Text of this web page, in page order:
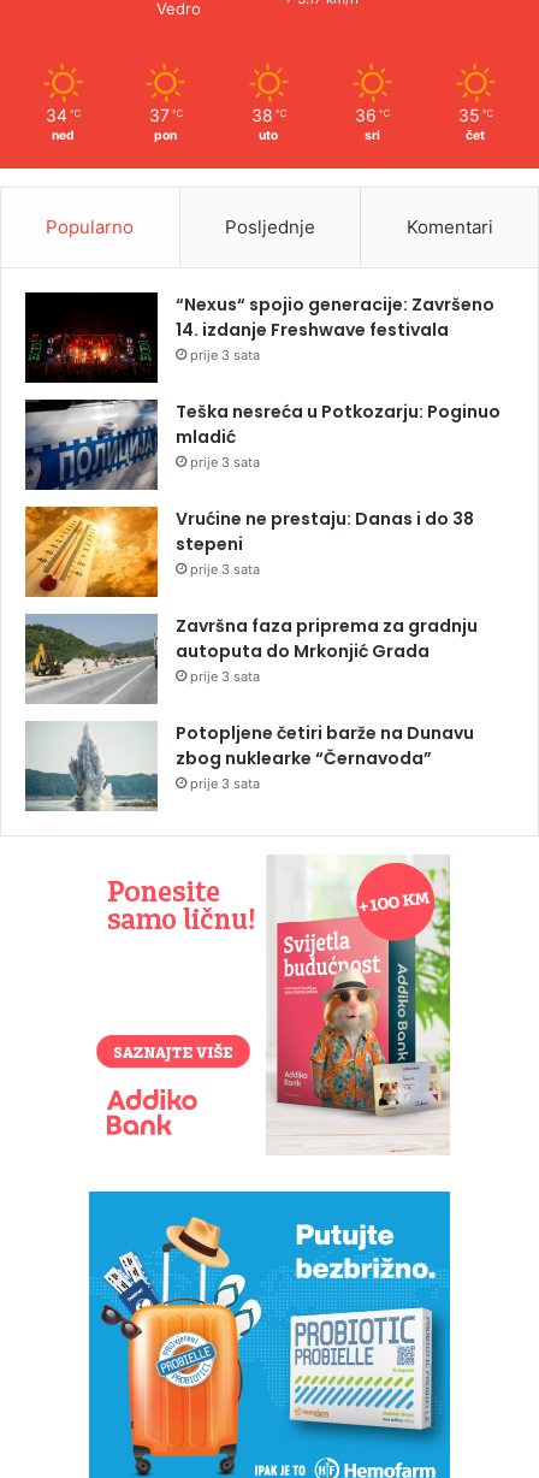
Vedro
34 ℃
ned
37 ℃
pon
38 ℃
uto
36 ℃
sri
35 ℃
čet
Popularno Posljednje Komentari
“Nexus“ spojio generacije: Završeno
14. izdanje Freshwave festivala
prije 3 sata
Teška nesreća u Potkozarju: Poginuo
mladić
prije 3 sata
Vrućine ne prestaju: Danas i do 38
stepeni
prije 3 sata
Završna faza priprema za gradnju
autoputa do Mrkonjić Grada
prije 3 sata
Potopljene četiri barže na Dunavu
zbog nuklearke “Černavoda”
prije 3 sata